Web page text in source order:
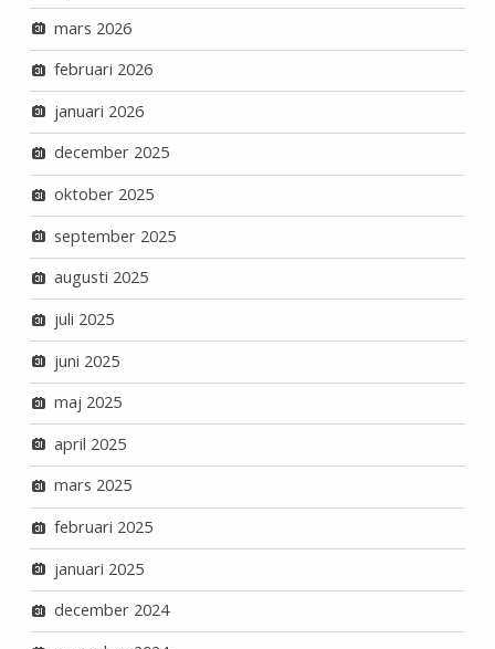
mars 2026
februari 2026
januari 2026
december 2025
oktober 2025
september 2025
augusti 2025
juli 2025
juni 2025
maj 2025
april 2025
mars 2025
februari 2025
januari 2025
december 2024